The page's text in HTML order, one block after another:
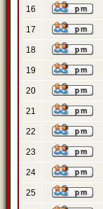
16
17
18
19
20
21
22
23
24
25